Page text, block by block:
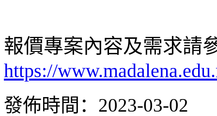
報價專案內容及需求請
https://
發佈時間：2023-03-02